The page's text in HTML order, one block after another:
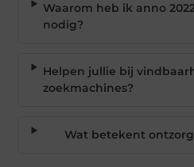
Waarom heb ik anno
nodig?
Helpen jullie bij
zoekmachines?
Wat betekent